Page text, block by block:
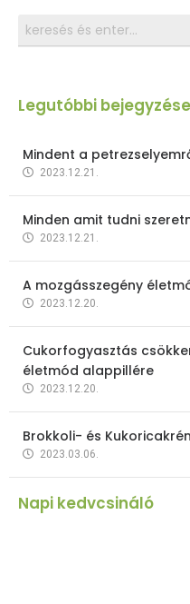
Legutóbbi
Mindent a
2023.12.21.
Minden amit tudni
2023.12.21.
A mozgásszegény
2023.12.20.
Cukorfogyasztás
életmód alappillére
2023.12.20.
Brokkoli- és
2023.03.06.
Napi kedvcsináló